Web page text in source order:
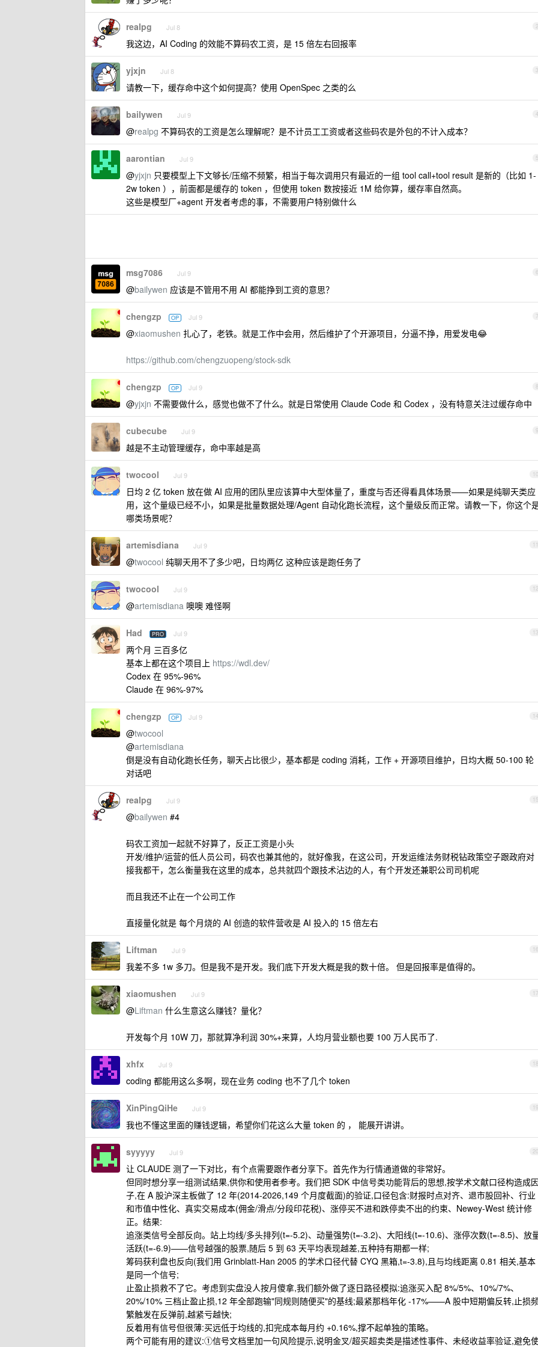
2
realpg Jul 8
我这边，AI Coding 的效能不算码农工资，是 15 倍左右回报率
3
yjxjn Jul 8
请教一下，缓存命中这个如何提高？使用 OpenSpec 之类的么
4
bailywen Jul 9
@realpg 不算码农的工资是怎么理解呢？是不计员工工资或者这些码农是外包的不计入成本？
5
aarontian Jul 9
@yjxjn 只要模型上下文够长/压缩不频繁，相当于每次调用只有最近的一组 tool call+tool result 是新的（比如 1-
2w token ），前面都是缓存的 token ，但使用 token 数按接近 1M 给你算，缓存率自然高。
这些是模型厂+agent 开发者考虑的事，不需要用户特别做什么
6
msg7086 Jul 9
@bailywen 应该是不管用不用 AI 都能挣到工资的意思？
7
chengzp OP Jul 9
@xiaomushen 扎心了，老铁。就是工作中会用，然后维护了个开源项目，分逼不挣，用爱发电😂
https://github.com/chengzuopeng/stock-sdk
8
chengzp OP Jul 9
@yjxjn 不需要做什么，感觉也做不了什么。就是日常使用 Claude Code 和 Codex ，没有特意关注过缓存命中
9
cubecube Jul 9
越是不主动管理缓存，命中率越是高
10
twocool Jul 9
日均 2 亿 token 放在做 AI 应用的团队里应该算中大型体量了，重度与否还得看具体场景——如果是纯聊天类应
用，这个量级已经不小，如果是批量数据处理/Agent 自动化跑长流程，这个量级反而正常。请教一下，你这个
哪类场景呢？
11
artemisdiana Jul 9
@twocool 纯聊天用不了多少吧，日均两亿 这种应该是跑任务了
12
twocool Jul 9
@artemisdiana 噢噢 难怪啊
13
Had PRO Jul 9
两个月 三百多亿
基本上都在这个项目上 https://wdl.dev/
Codex 在 95%-96%
Claude 在 96%-97%
14
chengzp OP Jul 9
@twocool
@artemisdiana
倒是没有自动化跑长任务，聊天占比很少，基本都是 coding 消耗，工作 + 开源项目维护，日均大概 50-100 轮
对话吧
15
realpg Jul 9
@bailywen #4
码农工资加一起就不好算了，反正工资是小头
开发/维护/运营的低人员公司，码农也兼其他的，就好像我，在这公司，开发运维法务财税钻政策空子跟政府对
接我都干，怎么衡量我在这里的成本，总共就四个跟技术沾边的人，有个开发还兼职公司司机呢
而且我还不止在一个公司工作
直接量化就是 每个月烧的 AI 创造的软件营收是 AI 投入的 15 倍左右
16
Liftman Jul 9
我差不多 1w 多刀。但是我不是开发。我们底下开发大概是我的数十倍。 但是回报率是值得的。
17
xiaomushen Jul 9
@Liftman 什么生意这么赚钱？量化？
开发每个月 10W 刀，那就算净利润 30%+来算，人均月营业额也要 100 万人民币了.
18
xhfx Jul 9
coding 都能用这么多啊，现在业务 coding 也不了几个 token
19
XinPingQiHe Jul 9
我也不懂这里面的赚钱逻辑，希望你们花这么大量 token 的 ， 能展开讲讲。
20
syyyyy Jul 9
让 CLAUDE 测了一下对比，有个点需要跟作者分享下。首先作为行情通道做的非常好。
但同时想分享一组测试结果,供你和使用者参考。我们把 SDK 中信号类功能背后的思想,按学术文献口径构造成
子,在 A 股沪深主板做了 12 年(2014-2026,149 个月度截面)的验证,口径包含:财报时点对齐、退市股回补、行业
和市值中性化、真实交易成本(佣金/滑点/分段印花税)、涨停买不进和跌停卖不出的约束、Newey-West 统计修
正。结果:
追涨类信号全部反向。站上均线/多头排列(t=-5.2)、动量强势(t=-3.2)、大阳线(t=-10.6)、涨停次数(t=-8.5)、放
活跃(t=-6.9)——信号越强的股票,随后 5 到 63 天平均表现越差,五种持有期都一样;
筹码获利盘也反向(我们用 Grinblatt-Han 2005 的学术口径代替 CYQ 黑箱,t=-3.8),且与均线距离 0.81 相关,基本
是同一个信号;
止盈止损救不了它。考虑到实盘没人按月傻拿,我们额外做了逐日路径模拟:追涨买入配 8%/5%、10%/7%、
20%/10% 三档止盈止损,12 年全部跑输"同规则随便买"的基线;最紧那档年化 -17%——A 股中短期偏反转,止损
繁触发在反弹前,越紧亏越快;
反着用有信号但很薄:买远低于均线的,扣完成本每月约 +0.16%,撑不起单独的策略。
两个可能有用的建议:①信号文档里加一句风险提示,说明金叉/超买超卖类是描述性事件、未经收益率验证,避免